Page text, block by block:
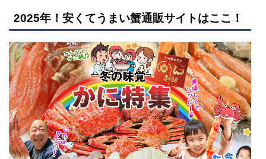
2025年！安くてうまい蟹通販サイトはここ！